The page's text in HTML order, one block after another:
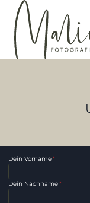
Inhalt
springen
Dein Vorname*
Dein Nachname*